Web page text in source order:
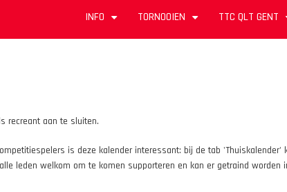
INFO TORNOOIEN TTC QLT GENT
recreant aan te sluiten.
is deze kalender interessant: bij de tab 'Thuiskalender'
leden welkom om te komen supporteren en kan er getraind worden